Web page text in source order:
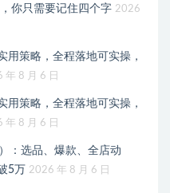
你只需要记住四个字 2026
用策略，全程落地可实操，
年 8 月 6 日
用策略，全程落地可实操，
年 8 月 6 日
：选品、爆款、全店动
5万 2026 年 8 月 6 日